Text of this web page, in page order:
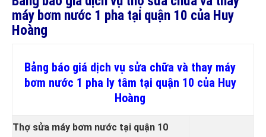
máy bơm nước 1 pha tại quận 10 của Huy
Hoàng
Bảng báo giá dịch vụ sửa chữa và thay máy
bơm nước 1 pha ly tâm tại quận 10 của Huy
Hoàng
Thợ sửa máy bơm nước tại quận 10